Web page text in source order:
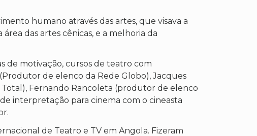
humano através das artes, que visava a
das artes cênicas, e a melhoria da
de motivação, cursos de teatro com
de elenco da Rede Globo), Jacques
Fernando Rancoleta (produtor de elenco
interpretação para cinema com o cineasta
de Teatro e TV em Angola. Fizeram